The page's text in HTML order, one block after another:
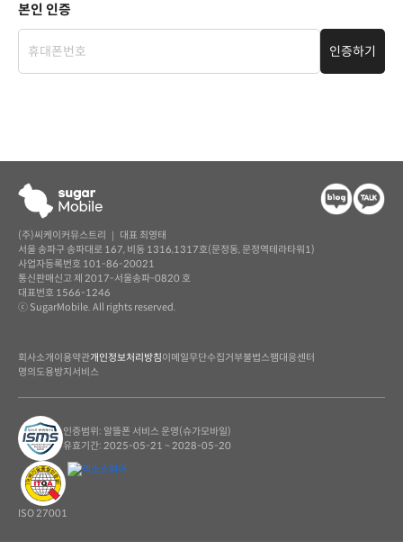
본인 인증
인증하기
(주)씨케이커뮤스트리 ｜ 대표 최영태
서울 송파구 송파대로 167, 비동 1316,1317호(문정동, 문정역테라타워1)
사업자등록번호 101-86-20021
통신판매신고 제 2017-서울송파-0820 호
대표번호 1566-1246
ⓒ SugarMobile. All rights reserved.
회사소개 이용약관개인정보처리방침이메일무단수집거부불법스팸대응센터
명의도용방지서비스
인증범위: 알뜰폰 서비스 운영(슈가모바일)
유효기간: 2025-05-21 ~ 2028-05-20
ISO 27001